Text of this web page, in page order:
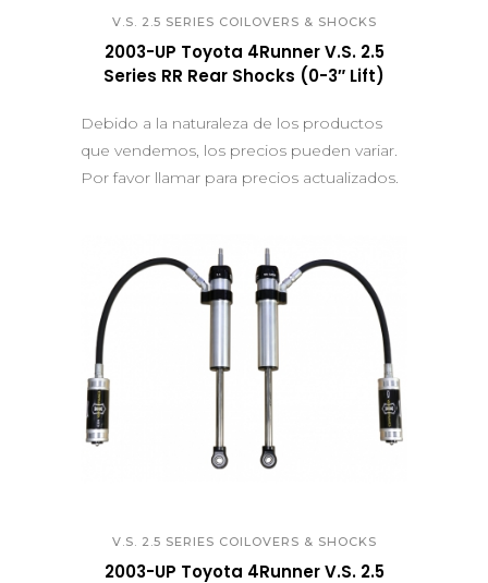
V.S. 2.5 SERIES COILOVERS & SHOCKS
2003-UP Toyota 4Runner V.S. 2.5
Series RR Rear Shocks (0-3″ Lift)
Debido a la naturaleza de los productos
que vendemos, los precios pueden variar.
Por favor llamar para precios actualizados.
QUICK VIEW
V.S. 2.5 SERIES COILOVERS & SHOCKS
2003-UP Toyota 4Runner V.S. 2.5